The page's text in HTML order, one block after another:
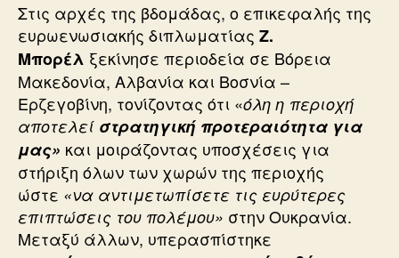
Στις αρχές της βδομάδας, ο επικεφαλής της
ευρωενωσιακής διπλωματίας Ζ.
Μπορέλ ξεκίνησε περιοδεία σε Βόρεια
Μακεδονία, Αλβανία και Βοσνία –
Ερζεγοβίνη, τονίζοντας ότι «όλη η περιοχή
αποτελεί στρατηγική προτεραιότητα για
μας» και μοιράζοντας υποσχέσεις για
στήριξη όλων των χωρών της περιοχής
ώστε «να αντιμετωπίσετε τις ευρύτερες
επιπτώσεις του πολέμου» στην Ουκρανία.
Μεταξύ άλλων, υπερασπίστηκε